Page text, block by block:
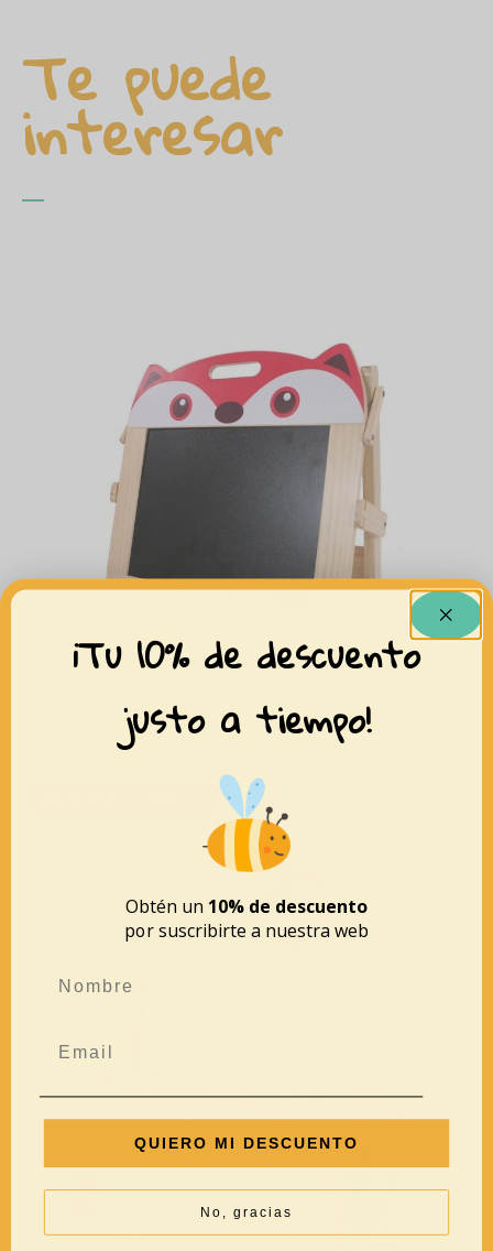
Te puede
interesar
Tablero dibujo con caballete
¡Tu 10% de descuento
justo a tiempo!
Obtén un 10% de descuento
por suscribirte a nuestra web
QUIERO MI DESCUENTO
No, gracias